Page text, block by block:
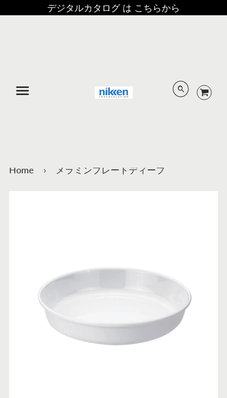
デジタルカタログ は こちらから
Home › メラミンプレートディープ